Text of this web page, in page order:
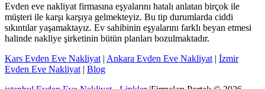
Evden eve nakliyat firmasına eşyalarını hatalı anlatan birçok ile
müşteri ile karşı karşıya gelmekteyiz. Bu tip durumlarda ciddi
sıkıntılar yaşamaktayız. Ev sahibinin eşyalarını farklı beyan etmesi
halinde nakliye şirketinin bütün planları bozulmaktadır.
Kars Evden Eve Nakliyat | Ankara Evden Eve Nakliyat | İzmir
Evden Eve Nakliyat | Blog